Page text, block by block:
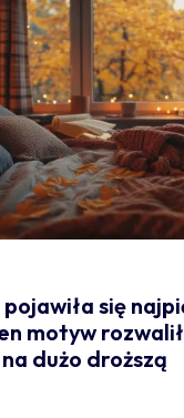
się
motyw
dużo droższą